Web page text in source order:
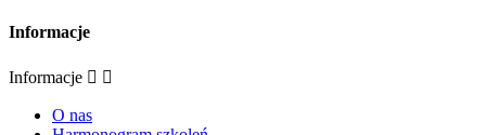
Informacje
Informacje  
O nas